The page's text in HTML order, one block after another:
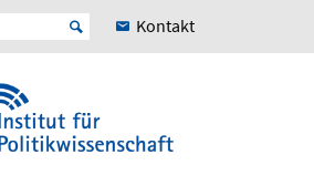
Kontakt